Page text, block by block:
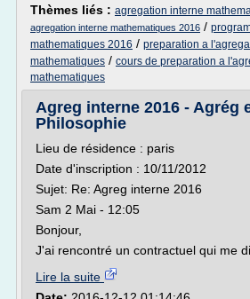
Thèmes liés : agregation interne
agregation interne mathematiques 2016 /
mathematiques 2016 / preparation a
mathematiques / cours de preparation a
mathematiques
Agreg interne 2016 - Agrég
Philosophie
Lieu de résidence : paris
Date d'inscription : 10/11/2012
Sujet: Re: Agreg interne 2016
Sam 2 Mai - 12:05
Bonjour,
J'ai rencontré un contractuel qui me
Lire la suite